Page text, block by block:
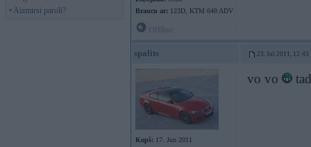
• Aizmirsi paroli?
Braucu ar: 123D, KTM 640 ADV
spalits 23. Jul 2011, 12:43
Kopš: 17. Jun 2011
vo vo